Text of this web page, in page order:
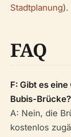
Stadtplanung).
FAQ
F: Gibt es
Bubis-Brücke?
A: Nein, die
kostenlos